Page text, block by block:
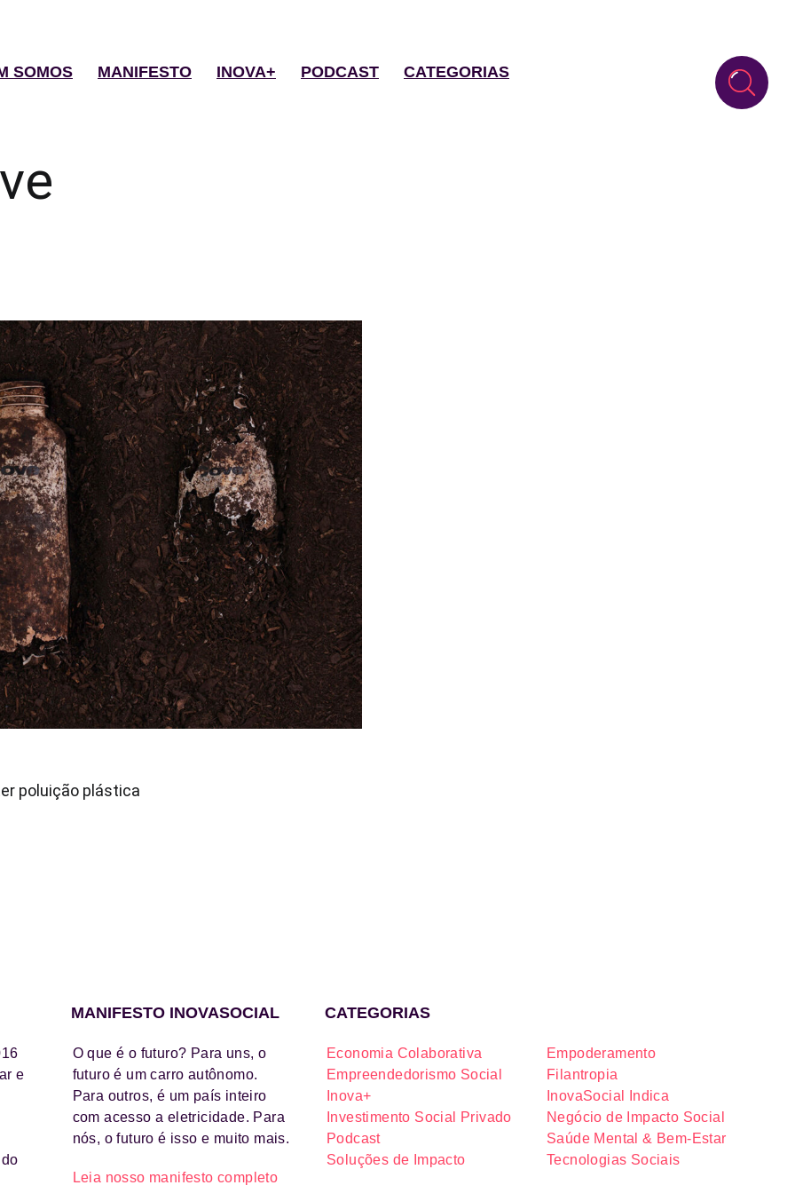
SOMOS MANIFESTO INOVA+ PODCAST CATEGORIAS
poluição plástica
e
MANIFESTO INOVASOCIAL
O que é o futuro? Para uns, o
futuro é um carro autônomo.
Para outros, é um país inteiro
com acesso a eletricidade. Para
nós, o futuro é isso e muito mais.
Leia nosso manifesto completo
CATEGORIAS
Economia Colaborativa
Empoderamento
Empreendedorismo Social
Filantropia
Inova+
InovaSocial Indica
Investimento Social Privado
Negócio de Impacto Social
Podcast
Saúde Mental & Bem-Estar
Soluções de Impacto
Tecnologias Sociais